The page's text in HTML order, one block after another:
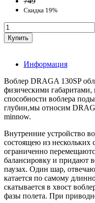
Скидка 19%
Информация
Bоблер DRAGA 130SP
физическими
способности воблера
глубин,мы относим
minnow.
Внутренние устройство
состоящею из нескольких
ограниченно
балансировку и придают
паузах. Один шар,
катается по самому
скатывается в хвост
фазы полета. При